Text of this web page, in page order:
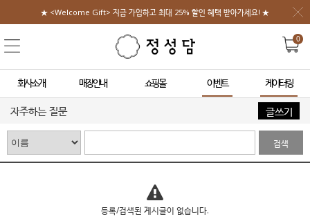
★ <Welcome Gift> 지금 가입하고 최대 25% 할인 혜택 받아가세요! ★
0
회사소개 매장안내 쇼핑몰 이벤트 케이터링
자주하는 질문 글쓰기
검색
등록/검색된 게시글이 없습니다.